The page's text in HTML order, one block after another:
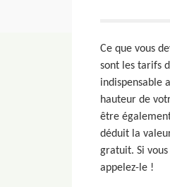
Ce que vous
sont les tarifs
indispensable
hauteur de
être
déduit la
gratuit. Si
appelez-le !